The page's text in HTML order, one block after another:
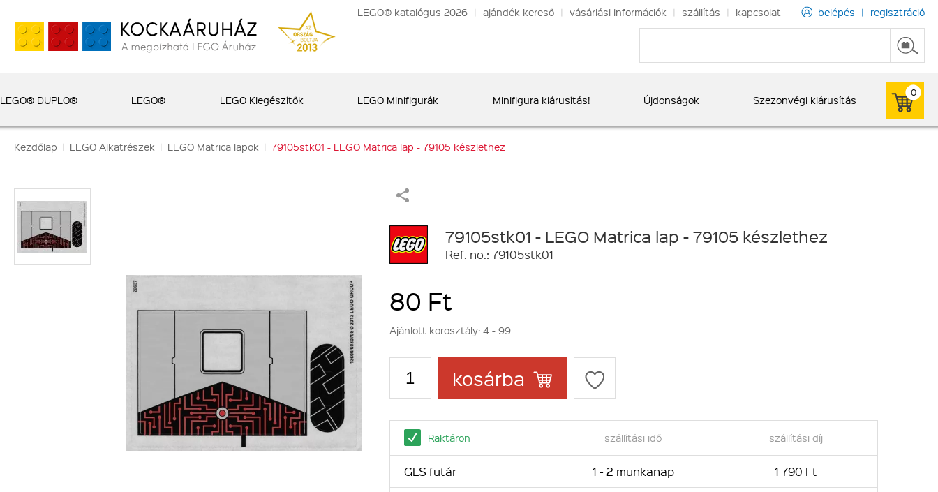
LEGO® katalógus 2026 | ajándék kereső | vásárlási információk | szállítás | kapcsolat belépés | regisztráció
LEGO® DUPLO® LEGO® LEGO Kiegészítők LEGO Minifigurák Minifigura kiárusítás! Újdonságok Szezonvégi kiárusítás
0
Kezdőlap | LEGO Alkatrészek | LEGO Matrica lapok | 79105stk01 - LEGO Matrica lap - 79105 készlethez
79105stk01 - LEGO Matrica lap - 79105 készlethez
Ref. no.: 79105stk01
80 Ft
Ajánlott korosztály: 4 - 99
kosárba
Raktáron szállítási idő szállítási díj
GLS futár 1 - 2 munkanap 1 790 Ft